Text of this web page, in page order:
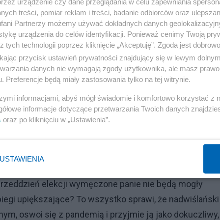
widzowie zakończonego koncertu Andrei
drugiemu wpadnie w radośnie rozstawione ramiona.
się po sali i nawet były wicepremier, zgodnie z
dłonie, lecz się nie uśmiechnie. Radość, euforia,
izby parlamentu z miną pokerzysty oznajmi, że
tradycyjnej. 17 lub 23 maja…
gambit? Nie sądzę. Przecież już za tydzień swoje
się w przedszkolach, ten i ów, bez naruszania
grupy znajomych spotkają się przy grillu
elekcji wymęczone panie nie będą mogły
upiększające? To wszystko sprawi, że nadwiślański
oswoi się z pandemią i przyjmie ją jako dokuczliwy,
treści, pomiar reklam i treści, badanie odbiorców oraz
Partnerzy możemy używać dokładnych danych
urządzenia do celów identyfikacji. Ponieważ cenimy Twoją
tych technologii poprzez kliknięcie „Akceptuję”. Zgoda jest
przycisk ustawień prywatności znajdujący się w lewym
danych nie wymagają zgody użytkownika, ale masz
Preferencje będą miały zastosowania tylko na tej witrynie.
informacjami, abyś mógł świadomie i komfortowo korzystać z
informacje dotyczące przetwarzania Twoich danych
oraz po kliknięciu w „Ustawienia”.
USTAWIENIA